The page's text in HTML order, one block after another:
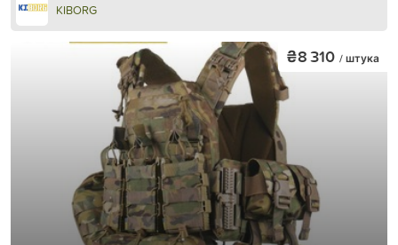
KIBORG
₴8 310 / штука